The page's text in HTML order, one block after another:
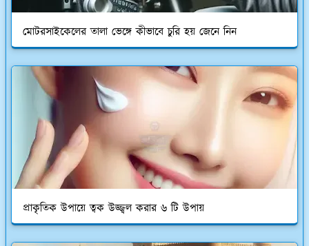
মোটরসাইকেলের তালা ভেঙ্গে কীভাবে চুরি হয় জেনে নিন
প্রাকৃতিক উপায়ে ত্বক উজ্জ্বল করার ৬ টি উপায়